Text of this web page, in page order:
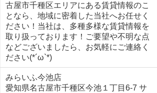
古屋市千種区エリアにある賃貸情報のこ
となら、地域に密着した当社へお任せく
ださい！当社は、多種多様な賃貸情報を
取り扱っております！ご要望や不明な点
などございましたら、お気軽にご連絡く
ださい(*´ω`*)
みらいふ今池店
愛知県名古屋市千種区今池１丁目6-7 サ